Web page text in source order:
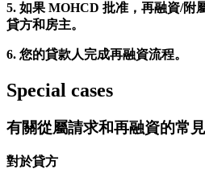
5. 如果 MOHCD 批准，再融資/附
貸方和房主。
6. 您的貸款人完成再融資流程。
Special cases
有關從屬請求和再融資的常
對於貸方